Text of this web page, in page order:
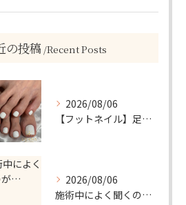
の投稿 Recent Posts
2026/08/06
【フットネイル】足元がパッと映える！ホワイトワンカラーネイル
2026/08/06
施術中によく聞くのが…